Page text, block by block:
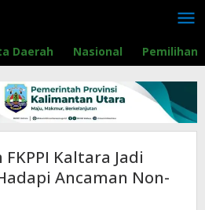
Daerah Nasional Pemilihan
Kaltara Jadi
Ancaman Non-